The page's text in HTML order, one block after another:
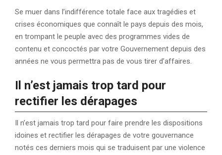
Se muer dans l’indifférence totale face aux tragédies et
crises économiques que connaît le pays depuis des mois,
en trompant le peuple avec des programmes vides de
contenu et concoctés par votre Gouvernement depuis des
années ne vous permettra pas de vous tirer d’affaires.
Il n’est jamais trop tard pour
rectifier les dérapages
Il n’est jamais trop tard pour faire prendre les dispositions
idoines et rectifier les dérapages de votre gouvernance
notés ces derniers mois qui se traduisent par une violence